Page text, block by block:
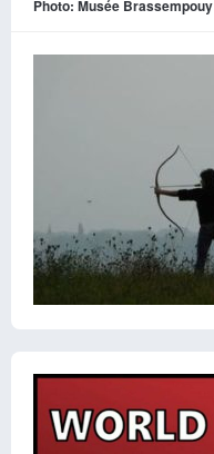
Photo: Musée Brassempouy